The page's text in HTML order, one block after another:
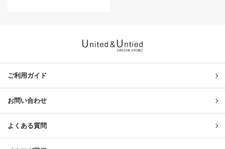
ご利用ガイド
お問い合わせ
よくある質問